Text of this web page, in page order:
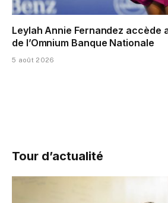
Leylah Annie Fernandez accède
de l’Omnium Banque Nationale
5 août 2026
Tour d’actualité